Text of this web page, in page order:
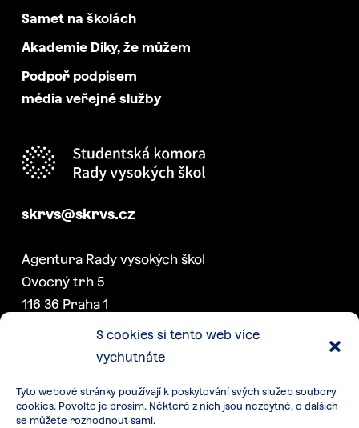
S cookies si tento web více
vychutnáte
Tyto webové stránky používají k poskytování svých služeb soubory
cookies. Povolte je prosím. Některé z nich jsou nezbytné, o dalších
se můžete rozhodnout sami.
Samet na školách
Akademie Díky, že můžem
Podpoř podpisem
média veřejné služby
skrvs@skrvs.cz
Agentura Rady vysokých škol
Ovocný trh 5
116 36 Praha 1
DALŠÍ PROJEKTY SK RVŠ
Konference akademických
senátorek a senátorů